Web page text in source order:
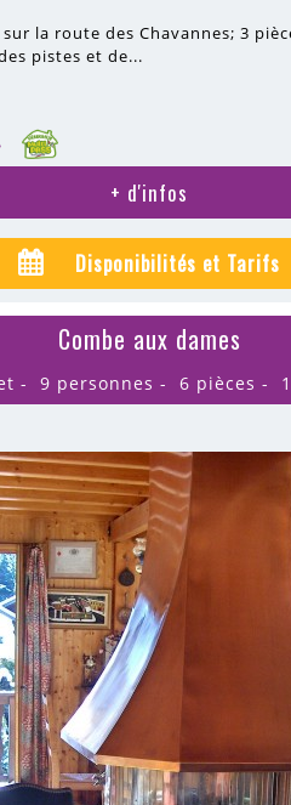
la route des Chavannes; 3
pistes et de...
+ d'infos
Disponibilités et Tarifs
Combe aux dames
9 personnes 6 pièces